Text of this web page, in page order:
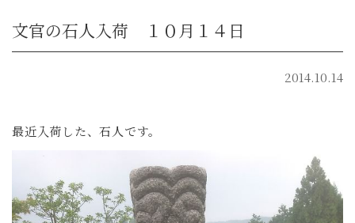
文官の石人入荷 １０月１４日
2014.10.14
最近入荷した、石人です。